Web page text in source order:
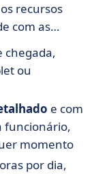
recursos
com as
chegada,
ou
e com
funcionário,
momento
por dia,